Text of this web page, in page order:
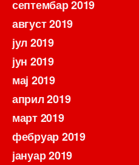
септембар 2019
август 2019
јул 2019
јун 2019
мај 2019
април 2019
март 2019
фебруар 2019
јануар 2019